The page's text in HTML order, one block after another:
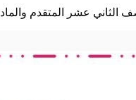
الثاني عشر المتقدم